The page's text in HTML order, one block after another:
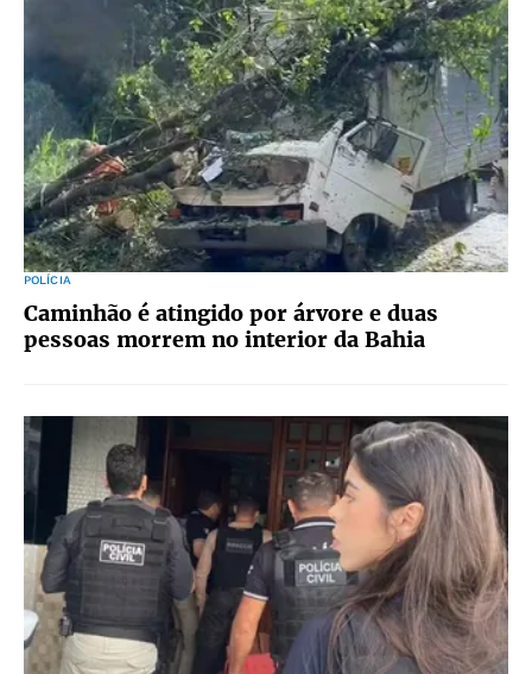
POLÍCIA
Caminhão é atingido por árvore e duas
pessoas morrem no interior da Bahia